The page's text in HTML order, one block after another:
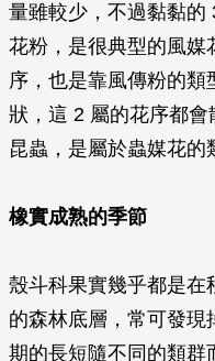
量雖較少，不過黏黏的
花粉，是很典型的風媒
序，也是靠風傳粉的類
狀，這 2 屬的花序都會
昆蟲，是屬於蟲媒花的
橡實成熟的季節
殼斗科果實幾乎都是在
的森林底層，常可發
期的長短隨不同的類群